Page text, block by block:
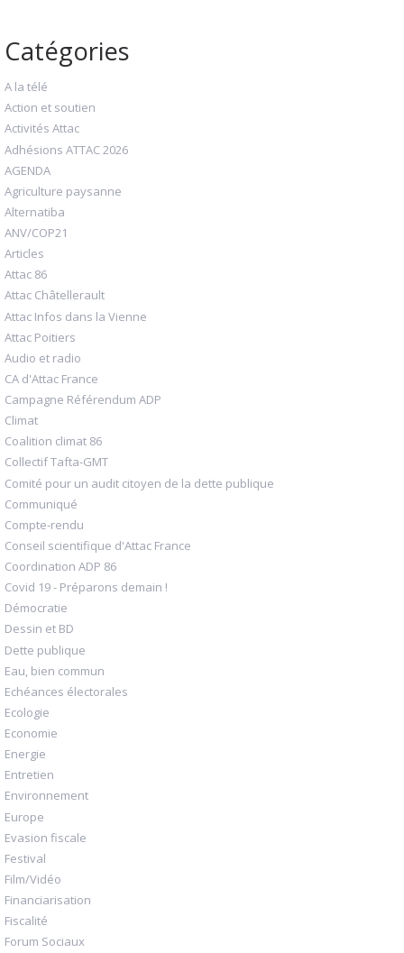
Catégories
A la télé
Action et soutien
Activités Attac
Adhésions ATTAC 2026
AGENDA
Agriculture paysanne
Alternatiba
ANV/COP21
Articles
Attac 86
Attac Châtellerault
Attac Infos dans la Vienne
Attac Poitiers
Audio et radio
CA d'Attac France
Campagne Référendum ADP
Climat
Coalition climat 86
Collectif Tafta-GMT
Comité pour un audit citoyen de la dette publique
Communiqué
Compte-rendu
Conseil scientifique d'Attac France
Coordination ADP 86
Covid 19 - Préparons demain !
Démocratie
Dessin et BD
Dette publique
Eau, bien commun
Echéances électorales
Ecologie
Economie
Energie
Entretien
Environnement
Europe
Evasion fiscale
Festival
Film/Vidéo
Financiarisation
Fiscalité
Forum Sociaux